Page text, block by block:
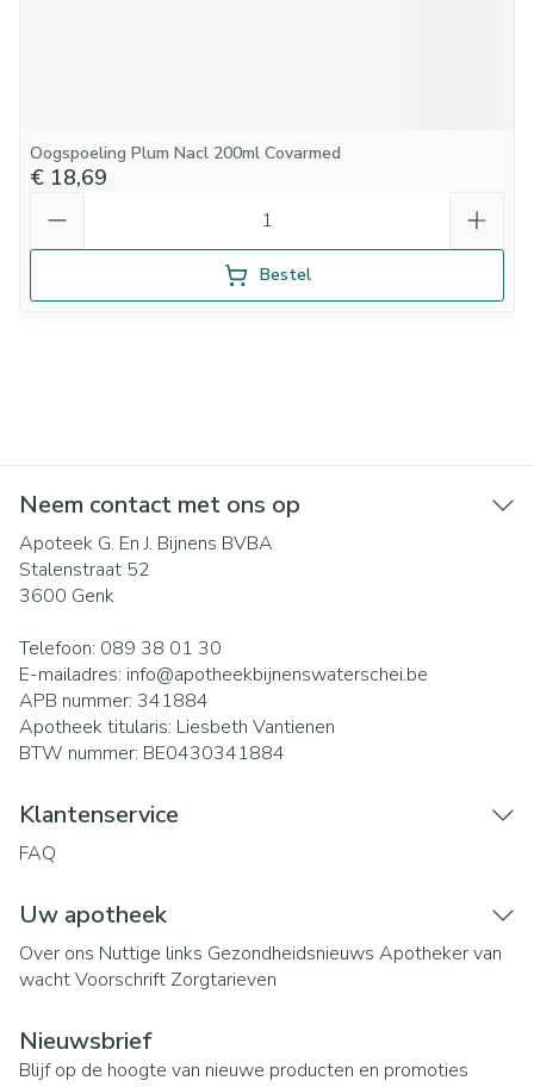
Oogspoeling Plum Nacl 200ml Covarmed
€ 18,69
Bestel
Neem contact met ons op
Apoteek G. En J. Bijnens BVBA
Stalenstraat 52
3600 Genk
Telefoon: 089 38 01 30
E-mailadres: info@apotheekbijnenswaterschei.be
APB nummer: 341884
Apotheek titularis: Liesbeth Vantienen
BTW nummer: BE0430341884
Klantenservice
FAQ
Uw apotheek
Over ons Nuttige links Gezondheidsnieuws Apotheker van
wachtVoorschrift Zorgtarieven
Nieuwsbrief
Blijf op de hoogte van nieuwe producten en promoties